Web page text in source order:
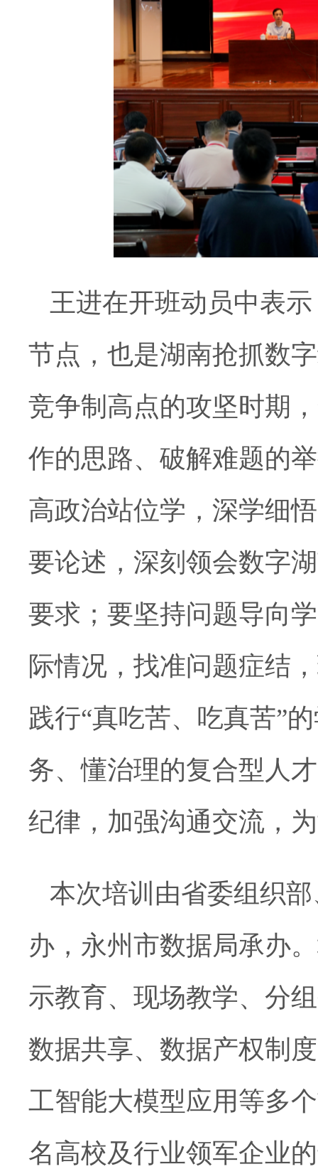
王进在开班动员中表
节点，也是湖南抢抓数
竞争制高点的攻坚时期
作的思路、破解难题的
高政治站位学，深学细
要论述，深刻领会数字
要求；要坚持问题导向
际情况，找准问题症结
践行“真吃苦、吃真苦”
务、懂治理的复合型人
纪律，加强沟通交流，
本次培训由省委组织
办，永州市数据局承办
示教育、现场教学、分
数据共享、数据产权制
工智能大模型应用等多
名高校及行业领军企业